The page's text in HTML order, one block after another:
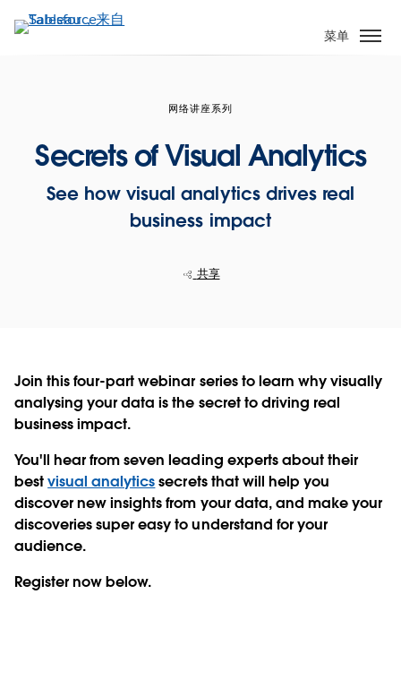
转
菜单
网络讲座系列
Secrets of Visual Analytics
See how visual analytics drives real
business impact
共享
Join this four-part webinar series to learn why visually
analysing your data is the secret to driving real
business impact.
You'll hear from seven leading experts about their
bestvisual analyticssecrets that will help you
discover new insights from your data, and make your
discoveries super easy to understand for your
audience.
Register now below.